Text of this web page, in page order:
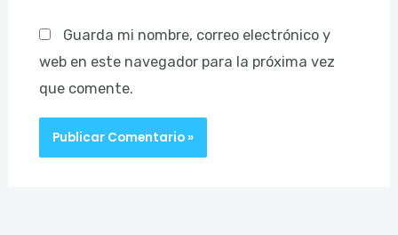
Guarda mi nombre, correo electrónico y
web en este navegador para la próxima vez
que comente.